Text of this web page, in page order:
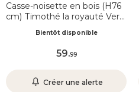
Casse-noisette en bois (H76
cm) Timothé la royauté Vert
Bientôt disponible
59.99
Créer une alerte